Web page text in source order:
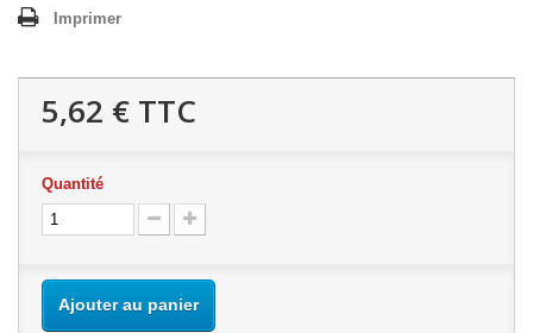
Imprimer
5,62 € TTC
Quantité
Ajouter au panier